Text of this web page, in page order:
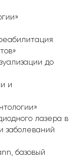
до
и
лазера в
заболеваний
базовый